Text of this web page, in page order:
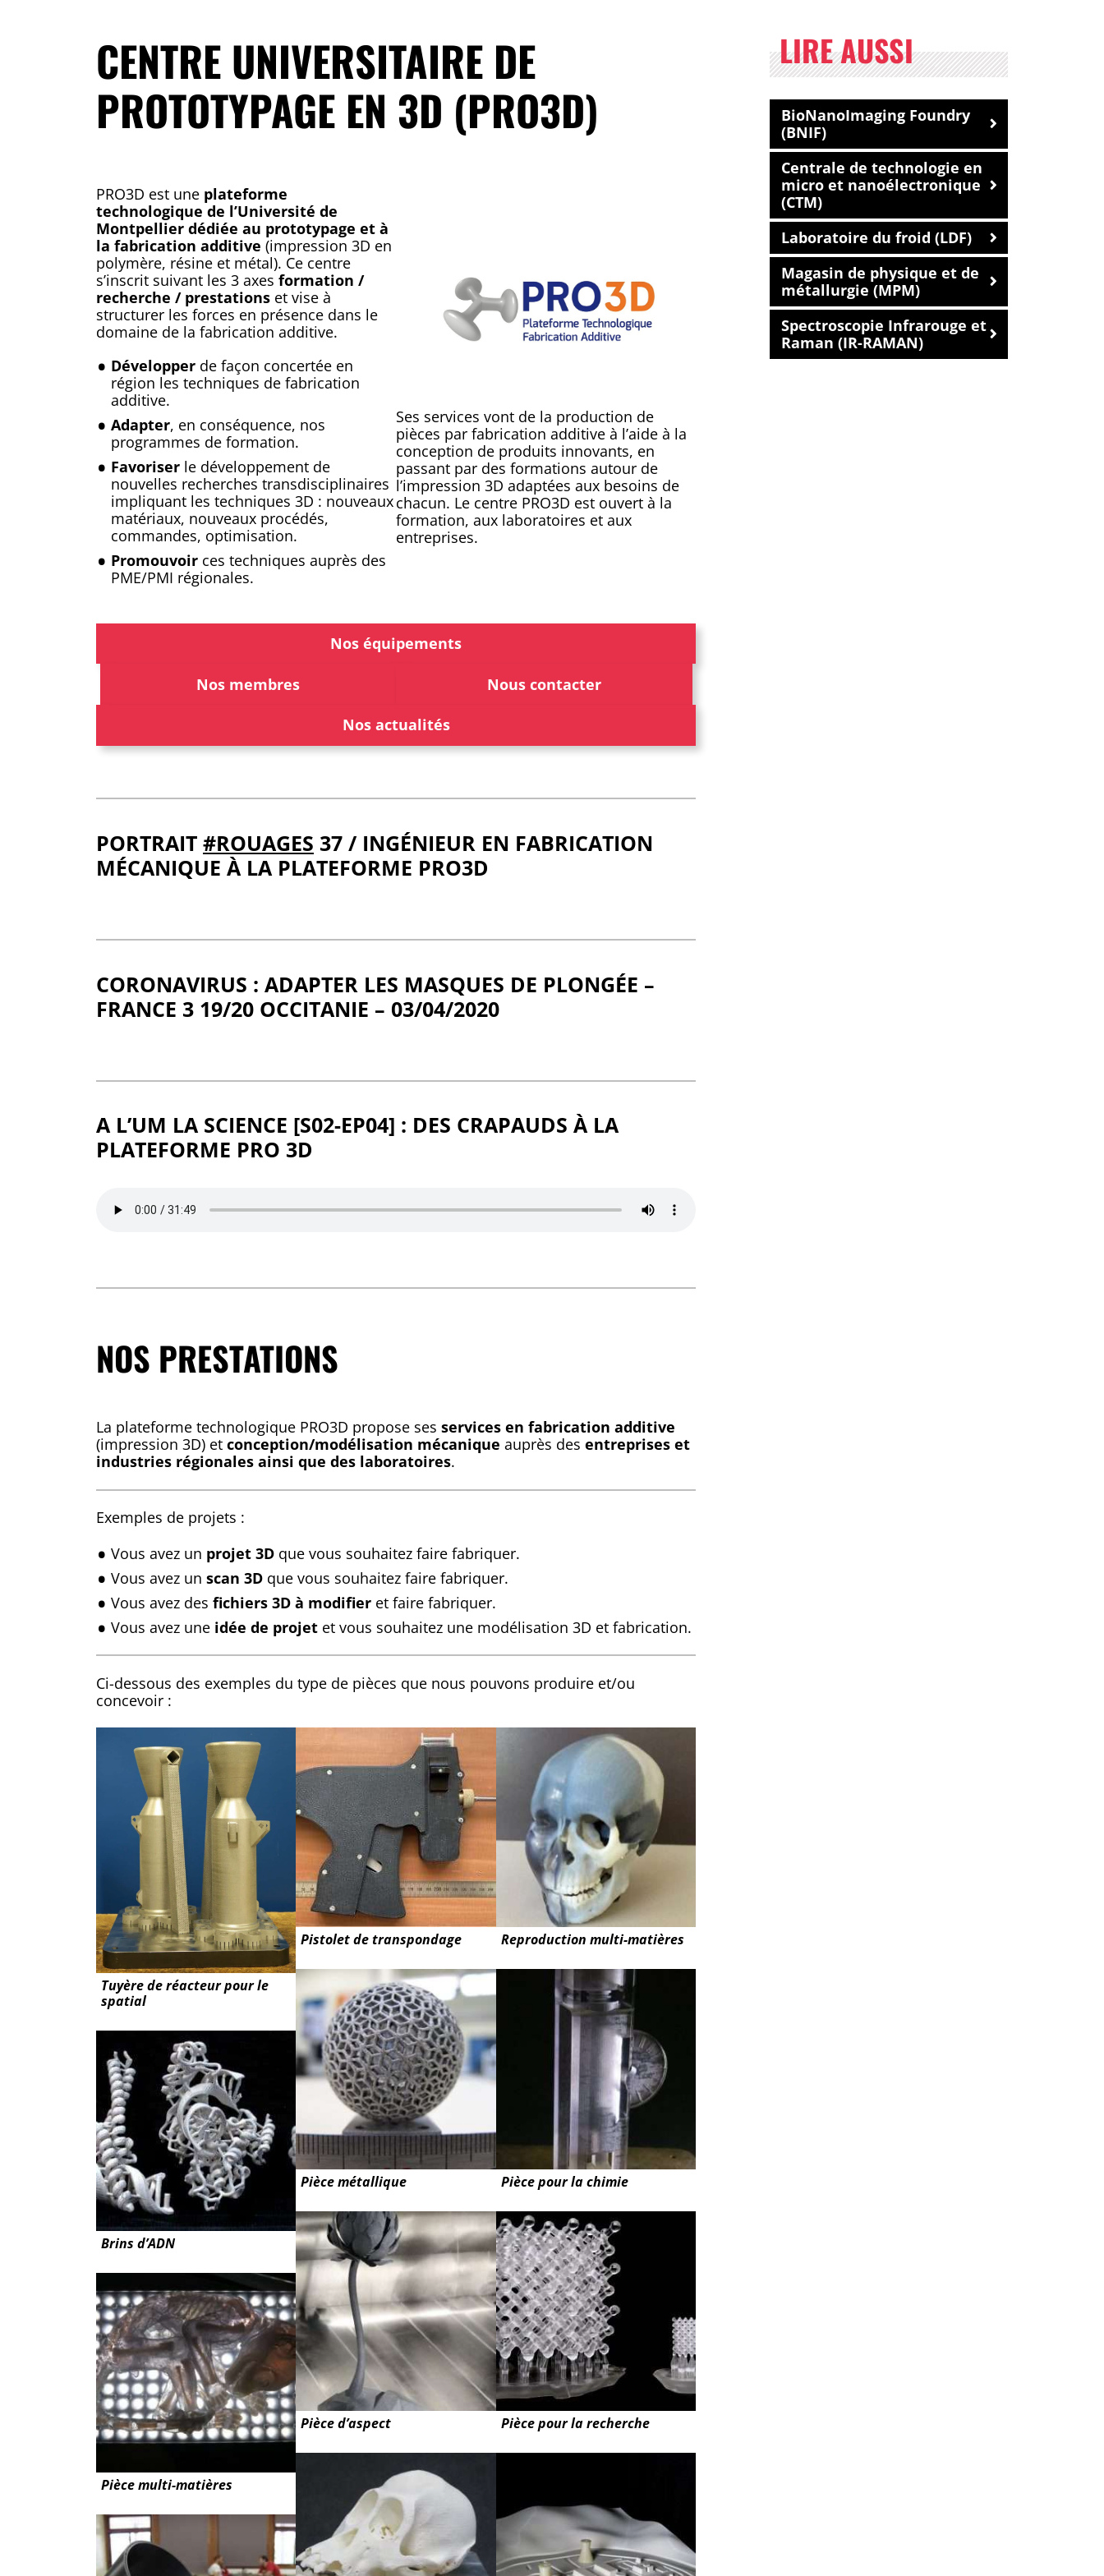
CENTRE UNIVERSITAIRE DE
PROTOTYPAGE EN 3D (PRO3D)
PRO3D est une plateforme
technologique de l’Université de
Montpellier dédiée au prototypage et à
la fabrication additive (impression 3D en
polymère, résine et métal). Ce centre
s’inscrit suivant les 3 axes formation /
recherche / prestations et vise à
structurer les forces en présence dans le
domaine de la fabrication additive.
Développer de façon concertée en
région les techniques de fabrication
additive.
Adapter, en conséquence, nos
programmes de formation.
Favoriser le développement de
nouvelles recherches transdisciplinaires
impliquant les techniques 3D : nouveaux
matériaux, nouveaux procédés,
commandes, optimisation.
Promouvoir ces techniques auprès des
PME/PMI régionales.
Ses services vont de la production de
pièces par fabrication additive à l’aide à la
conception de produits innovants, en
passant par des formations autour de
l’impression 3D adaptées aux besoins de
chacun. Le centre PRO3D est ouvert à la
formation, aux laboratoires et aux
entreprises.
Nos équipements
Nos membres Nous contacter
Nos actualités
PORTRAIT #ROUAGES 37 / INGÉNIEUR EN FABRICATION
MÉCANIQUE À LA PLATEFORME PRO3D
CORONAVIRUS : ADAPTER LES MASQUES DE PLONGÉE –
FRANCE 3 19/20 OCCITANIE – 03/04/2020
A L’UM LA SCIENCE [S02-EP04] : DES CRAPAUDS À LA
PLATEFORME PRO 3D
NOS PRESTATIONS
La plateforme technologique PRO3D propose ses services en fabrication additive
(impression 3D) et conception/modélisation mécanique auprès des entreprises et
industries régionales ainsi que des laboratoires.
Exemples de projets :
Vous avez un projet 3D que vous souhaitez faire fabriquer.
Vous avez un scan 3D que vous souhaitez faire fabriquer.
Vous avez des fichiers 3D à modifier et faire fabriquer.
Vous avez une idée de projet et vous souhaitez une modélisation 3D et fabrication.
Ci-dessous des exemples du type de pièces que nous pouvons produire et/ou
concevoir :
Tuyère de réacteur pour le
spatial
Brins d’ADN
Pièce multi-matières
Pistolet de transpondage
Pièce métallique
Pièce d’aspect
Reproduction multi-matières
Pièce pour la chimie
Pièce pour la recherche
LIRE AUSSI
BioNanoImaging Foundry
(BNIF)
Centrale de technologie en
micro et nanoélectronique
(CTM)
Laboratoire du froid (LDF)
Magasin de physique et de
métallurgie (MPM)
Spectroscopie Infrarouge et
Raman (IR-RAMAN)